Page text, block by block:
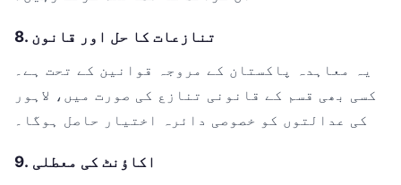
8. تنازعات کا حل اور قانون
یہ معاہدہ پاکستان کے مروجہ قوانین کے تحت ہے۔
کسی بھی قسم کے قانونی تنازع کی صورت میں، لاہور
کی عدالتوں کو خصوصی دائرہ اختیار حاصل ہوگا۔
9. اکاؤنٹ کی معطلی